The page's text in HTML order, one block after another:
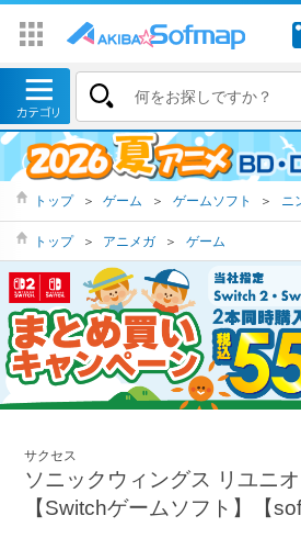
トップ ＞ ゲーム ＞ ゲームソフト ＞ ニ
トップ ＞ アニメガ ＞ ゲーム
サクセス
ソニックウィングス リユニ
【Switchゲームソフト】【